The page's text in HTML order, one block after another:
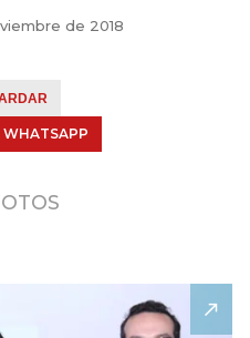
de 2018
WHATSAPP